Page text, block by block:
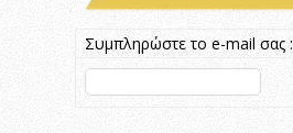
Συμπληρώστε το e-mail σας :